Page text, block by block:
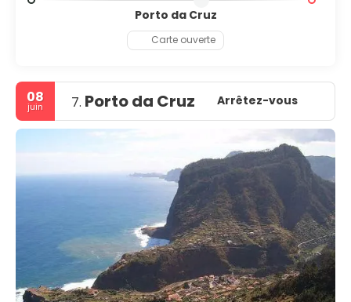
Porto da Cruz
Carte ouverte
08
juin 7. Porto da Cruz Arrêtez-vous